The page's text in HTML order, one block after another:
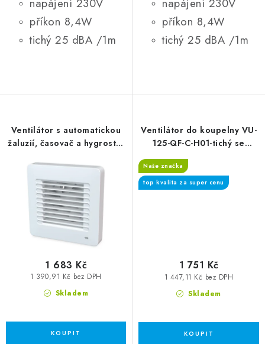
příkon 8,4W
tichý 25 dBA /1m
napájení 230V
příkon 8,4W
tichý 25 dBA /1m
Ventilátor s automatickou
žaluzií, časovač a hygrostat
Skladem
1 390,91 Kč bez DPH
1 683 Kč
Ventilátor do koupelny VU-
125-QF-C-H01-tichý se
zpětnou klapkou, časový
spínač, hygrostat
Naše značka
top kvalita za super cenu
Skladem
1 447,11 Kč bez DPH
1 751 Kč